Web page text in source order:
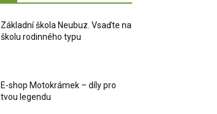
Základní škola Neubuz. Vsaďte na
školu rodinného typu
E-shop Motokrámek – díly pro
tvou legendu